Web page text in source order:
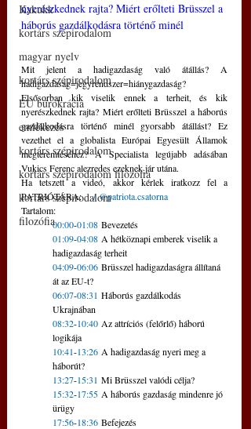
Kakukk
kortárs szépirodalom
magyar nyelv
kortárs szépirodalom
EU bürokrácia
emlékezés
kortárs szépirodalom
kortárs szépirodalom filozófia
kortárs szépirodalom
filozófia
nyerészkednek rajta? Miért erőlteti Brüsszel a
háborús gazdálkodásra történő minél
gyorsabb átállást? Ez vezethet el a globalista
Európai Egyesült Államok megteremtéséhez?
A Specialista legújabb adásában Vukics
Ferenc alezredes ezeknek jár utána.   Ha
tetszett a videó, akkor kérlek iratkozz fel a
PATRIÓTÁRA:      / @patriota.csatorna
00:00-01:08 Bevezetés 01:09-04:08 A
hétköznapi emberek viselik a hadigazdaság
terheit 04:09-06:06 Brüsszel hadigazdaságra
állítaná át az EU-t?  06:07-08:31 Háborús
gazdálkodás Ukrajnában 08:32-10:40 Az
attríciós (felőrlő) háború logikája  10:41-
13:26 A hadigazdaság nyeri meg a háborút?
13:27-15:31 Mi Brüsszel valódi célja?  15:32-
17:55 A háborús gazdaság mindenre jó ürügy
17:56-18:36 Befejezés
Mit jelent a hadigazdaság való átállás? A
hadigazdaság=jegyrendszer=hiánygazdaság?
Elsősorban kik viselik ennek a terheit, és kik
nyerészkednek rajta? Miért erőlteti Brüsszel a háborús
gazdálkodásra történő minél gyorsabb átállást? Ez
vezethet el a globalista Európai Egyesült Államok
megteremtéséhez? A Specialista legújabb adásában
Vukics Ferenc alezredes ezeknek jár utána.
Ha tetszett a videó, akkor kérlek iratkozz fel a
PATRIÓTÁRA: / @patriota.csatorna
Tartalom:
00:00-01:08 Bevezetés
01:09-04:08 A hétköznapi emberek viselik a
hadigazdaság terheit
04:09-06:06 Brüsszel hadigazdaságra állítaná
át az EU-t?
06:07-08:31 Háborús gazdálkodás
Ukrajnában
08:32-10:40 Az attríciós (felőrlő) háború
logikája
10:41-13:26 A hadigazdaság nyeri meg a
háborút?
13:27-15:31 Mi Brüsszel valódi célja?
15:32-17:55 A háborús gazdaság mindenre jó
ürügy
17:56-18:36 Befejezés